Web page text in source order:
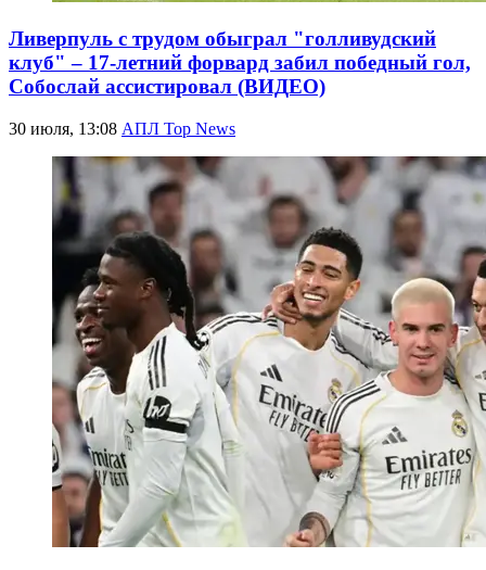
Ливерпуль с трудом обыграл "голливудский
клуб" – 17-летний форвард забил победный гол,
Собослай ассистировал (ВИДЕО)
30 июля, 13:08 АПЛ Top News